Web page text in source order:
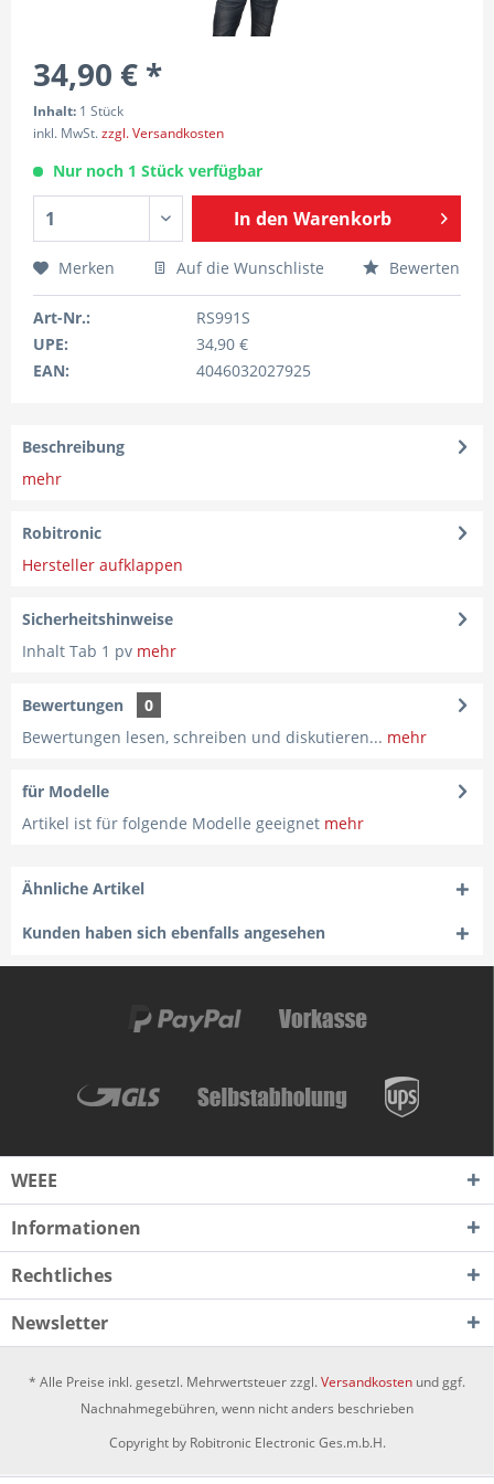
34,90 € *
Inhalt: 1 Stück
inkl. MwSt.zzgl. Versandkosten
Nur noch 1 Stück verfügbar
In den Warenkorb
Merken Auf die Wunschliste Bewerten
Art-Nr.:
RS991S
UPE:
34,90 €
EAN:
4046032027925
Beschreibung
mehr
Robitronic
Hersteller aufklappen
Sicherheitshinweise
Inhalt Tab 1 pv mehr
Bewertungen
0
Bewertungen lesen, schreiben und diskutieren... mehr
für Modelle
Artikel ist für folgende Modelle geeignet mehr
Ähnliche Artikel
Kunden haben sich ebenfalls angesehen
WEEE
Informationen
Rechtliches
Newsletter
* Alle Preise inkl. gesetzl. Mehrwertsteuer zzgl.Versandkosten und ggf.
Nachnahmegebühren, wenn nicht anders beschrieben
Copyright by Robitronic Electronic Ges.m.b.H.